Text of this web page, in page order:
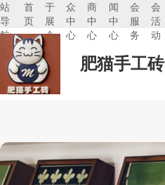
站
导
航:
首
页
于
展
会
众
中
心
商
中
心
闻
中
心
会
服
务
会
活
动
肥猫手工砖